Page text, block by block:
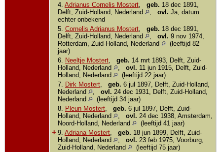
4. Adrianus Cornelis Mostert, geb. 18 dec 1891,
Delft, Zuid-Holland, Nederland
, ovl. Ja, datum
echter onbekend
5. Cornelis Adrianus Mostert, geb. 18 dec 1891,
Delft, Zuid-Holland, Nederland
, ovl. 9 nov 1974,
Rotterdam, Zuid-Holland, Nederland
(leeftijd 82
jaar)
6. Neeltje Mostert, geb. 14 mrt 1893, Delft, Zuid-
Holland, Nederland
, ovl. 11 jun 1915, Delft, Zuid-
Holland, Nederland
(leeftijd 22 jaar)
7. Dirk Mostert, geb. 6 jul 1897, Delft, Zuid-Holland,
Nederland
, ovl. 24 dec 1931, Delft, Zuid-Holland,
Nederland
(leeftijd 34 jaar)
8. Pleun Mostert, geb. 6 jul 1897, Delft, Zuid-
Holland, Nederland
, ovl. 24 dec 1938, Amsterdam,
Noord-Holland, Nederland
(leeftijd 41 jaar)
+ 9. Adriana Mostert, geb. 18 jun 1899, Delft, Zuid-
Holland, Nederland
, ovl. 23 feb 1975, Voorburg,
Zuid-Holland, Nederland
(leeftijd 75 jaar)